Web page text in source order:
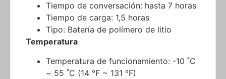
Tiempo de conversación: hasta 7 horas
Tiempo de carga: 1,5 horas
Tipo: Batería de polímero de litio
Temperatura
Temperatura de funcionamiento: -10 ˚C
~ 55 ˚C (14 °F ~ 131 °F)